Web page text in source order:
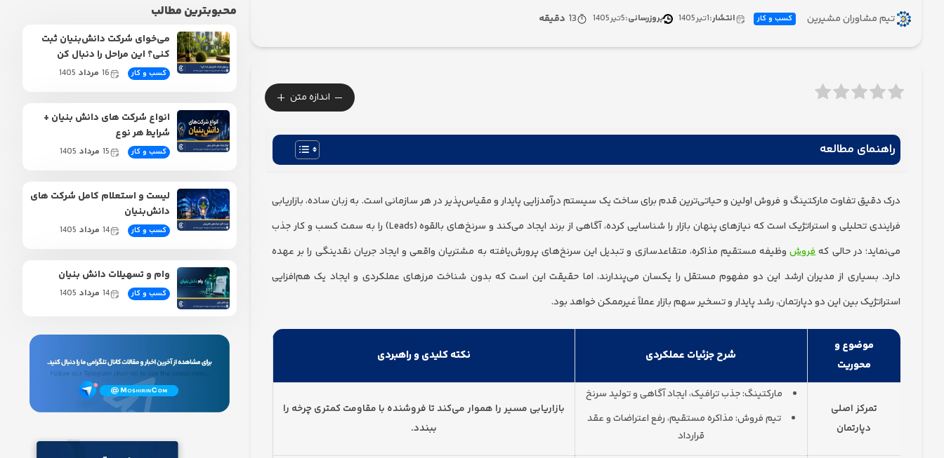
تیم مشاوران مشیرین کسب و کار انتشار:1تیر1405 بروزرسانی:5تیر1405
13 دقیقه
- اندازه متن +
راهنمای مطالعه
درک دقیق تفاوت مارکتینگ و فروش اولین و حیاتی‌ترین قدم برای ساخت یک سیستم درآمدزایی پایدار و مقیاس‌پذیر در هر سازمانی است. به زبان ساده، بازاریابی
فرایندی تحلیلی و استراتژیک است که نیازهای پنهان بازار را شناسایی کرده، آگاهی از برند ایجاد می‌کند و سرنخ‌های بالقوه (Leads) را به سمت کسب و کار جذب
می‌نماید؛ در حالی کهفروشوظیفه مستقیم مذاکره، متقاعدسازی و تبدیل این سرنخ‌های پرورش‌یافته به مشتریان واقعی و ایجاد جریان نقدینگی را بر عهده
دارد. بسیاری از مدیران ارشد این دو مفهوم مستقل را یکسان می‌پندارند، اما حقیقت این است که بدون شناخت مرزهای عملکردی و ایجاد یک هم‌افزایی
استراتژیک بین این دو دپارتمان، رشد پایدار و تسخیر سهم بازار عملاً غیرممکن خواهد بود.
موضوع و
محوریت
شرح جزئیات عملکردی نکته کلیدی و راهبردی
تمرکز اصلی
دپارتمان
مارکتینگ: جذب ترافیک، ایجاد آگاهی و تولید سرنخ
تیم فروش: مذاکره مستقیم، رفع اعتراضات و عقد
قرارداد
بازاریابی مسیر را هموار می‌کند تا فروشنده با مقاومت کمتری چرخه را
ببندد.
محبوبترین مطالب
می‌خوای شرکت دانش‌بنیان ثبت
کنی؟ این مراحل را دنبال کن
کسب و کار 16 مرداد 1405
انواع شرکت های دانش بنیان +
شرایط هر نوع
کسب و کار 15 مرداد 1405
لیست و استعلام کامل شرکت‌ های
دانش‌بنیان
کسب و کار 14 مرداد 1405
وام و تسهیلات دانش‌ بنیان
کسب و کار 14 مرداد 1405